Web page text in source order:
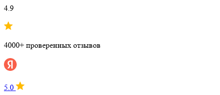
4.9
4000+ проверенных отзывов
5.0